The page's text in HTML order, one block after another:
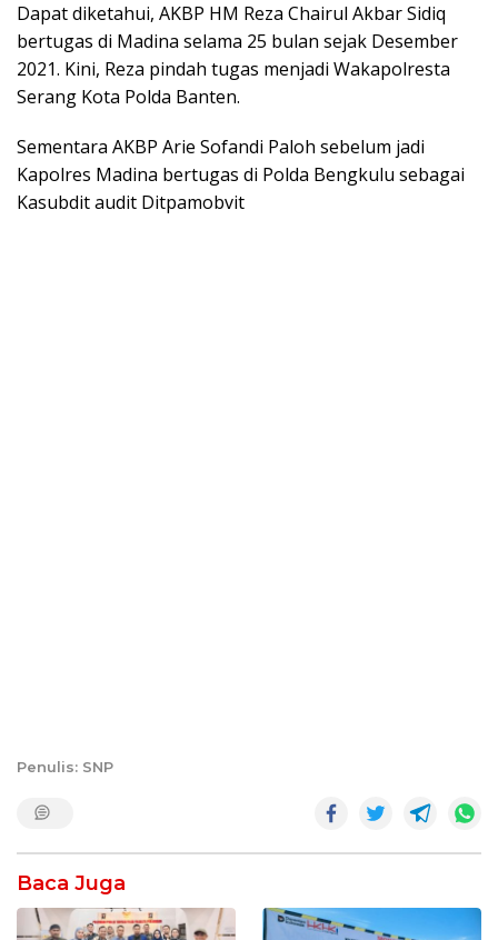
Dapat diketahui, AKBP HM Reza Chairul Akbar Sidiq
bertugas di Madina selama 25 bulan sejak Desember
2021. Kini, Reza pindah tugas menjadi Wakapolresta
Serang Kota Polda Banten.
Sementara AKBP Arie Sofandi Paloh sebelum jadi
Kapolres Madina bertugas di Polda Bengkulu sebagai
Kasubdit audit Ditpamobvit
Penulis: SNP
Baca Juga